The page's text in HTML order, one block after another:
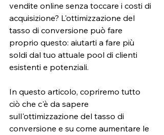
vendite online senza toccare i costi di
acquisizione? L'ottimizzazione del
tasso di conversione può fare
proprio questo: aiutarti a fare più
soldi dal tuo attuale pool di clienti
esistenti e potenziali.
In questo articolo, copriremo tutto
ciò che c'è da sapere
sull'ottimizzazione del tasso di
conversione e su come aumentare le